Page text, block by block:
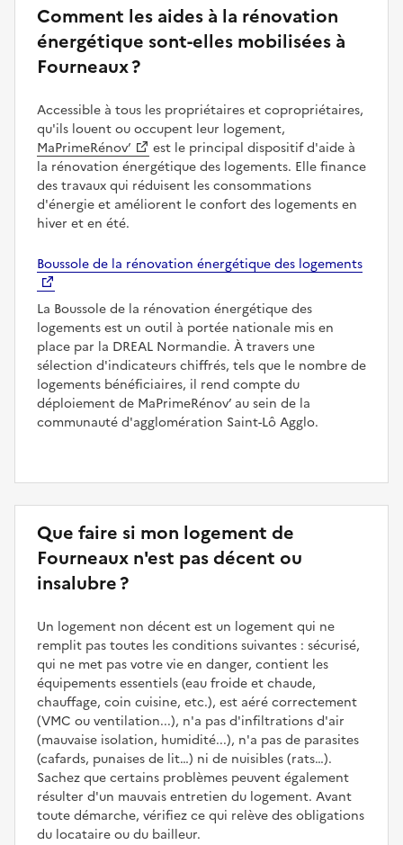
Comment les aides à la rénovation
énergétique sont-elles mobilisées à
Fourneaux ?
Accessible à tous les propriétaires et copropriétaires,
qu'ils louent ou occupent leur logement,
MaPrimeRénov’
est le principal dispositif d'aide à
la rénovation énergétique des logements. Elle finance
des travaux qui réduisent les consommations
d'énergie et améliorent le confort des logements en
hiver et en été.
Boussole de la rénovation énergétique des logements
La Boussole de la rénovation énergétique des
logements est un outil à portée nationale mis en
place par la DREAL Normandie. À travers une
sélection d'indicateurs chiffrés, tels que le nombre de
logements bénéficiaires, il rend compte du
déploiement de MaPrimeRénov’ au sein de la
communauté d'agglomération Saint-Lô Agglo.
Que faire si mon logement de
Fourneaux n'est pas décent ou
insalubre ?
Un logement non décent est un logement qui ne
remplit pas toutes les conditions suivantes : sécurisé,
qui ne met pas votre vie en danger, contient les
équipements essentiels (eau froide et chaude,
chauffage, coin cuisine, etc.), est aéré correctement
(VMC ou ventilation...), n'a pas d'infiltrations d'air
(mauvaise isolation, humidité...), n'a pas de parasites
(cafards, punaises de lit…) ni de nuisibles (rats…).
Sachez que certains problèmes peuvent également
résulter d'un mauvais entretien du logement. Avant
toute démarche, vérifiez ce qui relève des obligations
du locataire ou du bailleur.